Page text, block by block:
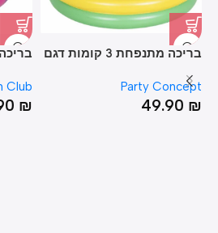
בריכה מתנפחת 3 קומות דגם
25*86
Party Concept
49.90 ₪
Club
₪